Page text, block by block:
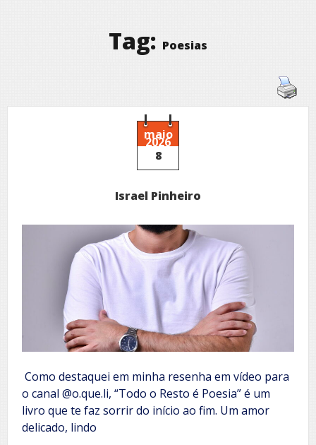
Tag: Poesias
maio
2026
8
Israel Pinheiro
Como destaquei em minha resenha em vídeo para
o canal @o.que.li, “Todo o Resto é Poesia” é um
livro que te faz sorrir do início ao fim. Um amor
delicado, lindo